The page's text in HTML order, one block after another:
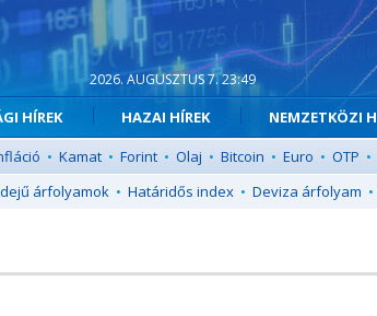
2026. AUGUSZTUS 7. 23:49
HÍREK HAZAI HÍREK NEMZETKÖZI
• Kamat • Forint • Olaj • Bitcoin • Euro • OTP •
árfolyamok • Határidős index • Deviza árfolyam •